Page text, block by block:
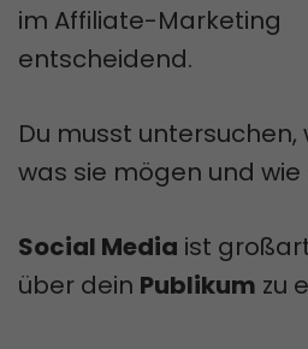
im Affiliate-Marketing
entscheidend.
Du musst untersuchen,
was sie mögen und
Social Media ist
über dein Publikum zu